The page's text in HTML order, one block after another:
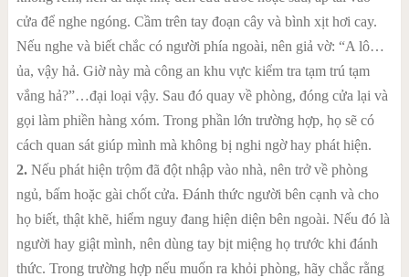
cửa để nghe ngóng. Cầm trên tay đoạn cây và bình xịt hơi cay.
Nếu nghe và biết chắc có người phía ngoài, nên giả vờ: “A lô…
ủa, vậy hả. Giờ này mà công an khu vực kiểm tra tạm trú tạm
vắng hả?”…đại loại vậy. Sau đó quay về phòng, đóng cửa lại và
gọi làm phiền hàng xóm. Trong phần lớn trường hợp, họ sẽ có
cách quan sát giúp mình mà không bị nghi ngờ hay phát hiện.
2. Nếu phát hiện trộm đã đột nhập vào nhà, nên trở về phòng
ngủ, bấm hoặc gài chốt cửa. Đánh thức người bên cạnh và cho
họ biết, thật khẽ, hiểm nguy đang hiện diện bên ngoài. Nếu đó là
người hay giật mình, nên dùng tay bịt miệng họ trước khi đánh
thức. Trong trường hợp nếu muốn ra khỏi phòng, hãy chắc rằng